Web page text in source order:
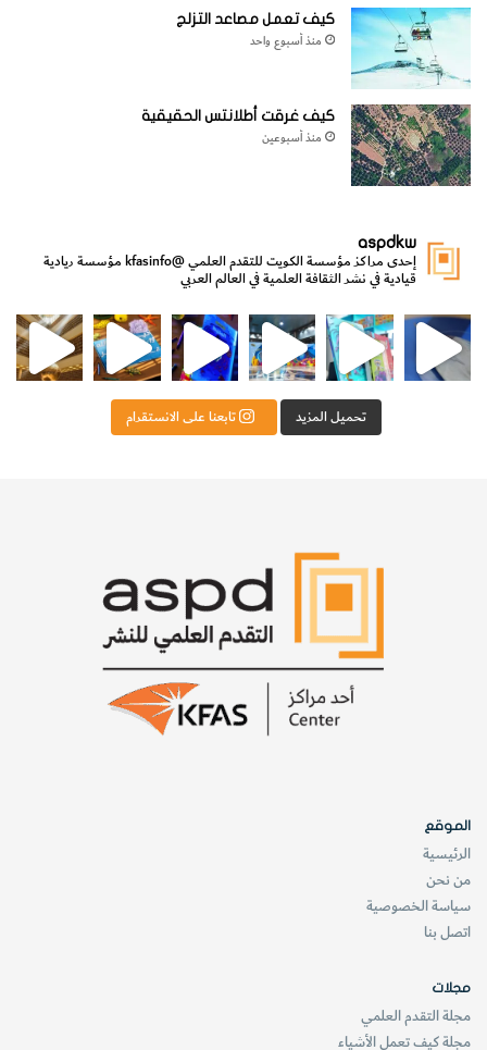
كيف تعمل مصاعد التزلج
منذ أسبوع واحد
كيف غرقت أطلانتس الحقيقية
منذ أسبوعين
aspdkw
إحدى مراكز مؤسسة الكويت للتقدم العلمي@kfasinfo مؤسسة ريادية
قيادية في نشر الثقافة العلمية في العالم العربي
لشؤون الش
من الأعماق نكتشف ومن الكتب نتعلّم
⁨ ⁨ نتشرف بدعوتكم لزيارة جناح التقدم العلمي للنشر ⁨ رجعنا! ما كنّا بعيد! مجهزين لكم كل جديد!⁩
تحميل المزيد تابعنا على الانستقرام
الموقع
الرئيسية
من نحن
سياسة الخصوصية
اتصل بنا
مجلات
مجلة التقدم العلمي
مجلة كيف تعمل الأشياء